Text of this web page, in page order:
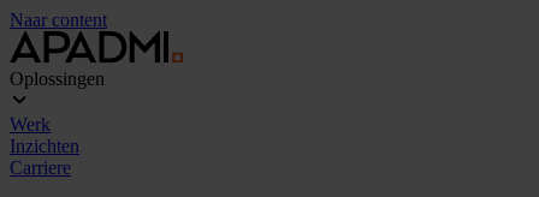
Naar content
Oplossingen
Werk
Inzichten
Carriere